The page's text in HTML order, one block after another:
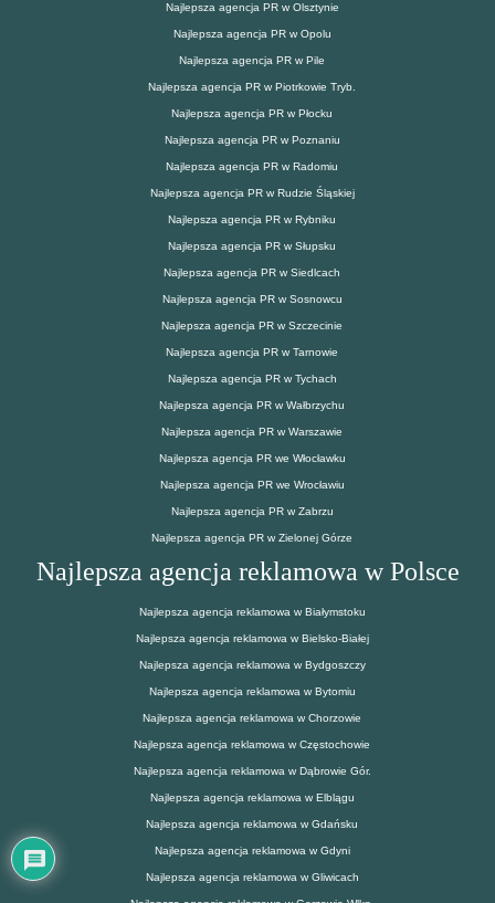
Najlepsza agencja PR w Olsztynie
Najlepsza agencja PR w Opolu
Najlepsza agencja PR w Pile
Najlepsza agencja PR w Piotrkowie Tryb.
Najlepsza agencja PR w Płocku
Najlepsza agencja PR w Poznaniu
Najlepsza agencja PR w Radomiu
Najlepsza agencja PR w Rudzie Śląskiej
Najlepsza agencja PR w Rybniku
Najlepsza agencja PR w Słupsku
Najlepsza agencja PR w Siedlcach
Najlepsza agencja PR w Sosnowcu
Najlepsza agencja PR w Szczecinie
Najlepsza agencja PR w Tarnowie
Najlepsza agencja PR w Tychach
Najlepsza agencja PR w Wałbrzychu
Najlepsza agencja PR w Warszawie
Najlepsza agencja PR we Włocławku
Najlepsza agencja PR we Wrocławiu
Najlepsza agencja PR w Zabrzu
Najlepsza agencja PR w Zielonej Górze
Najlepsza agencja reklamowa w Polsce
Najlepsza agencja reklamowa w Białymstoku
Najlepsza agencja reklamowa w Bielsko-Białej
Najlepsza agencja reklamowa w Bydgoszczy
Najlepsza agencja reklamowa w Bytomiu
Najlepsza agencja reklamowa w Chorzowie
Najlepsza agencja reklamowa w Częstochowie
Najlepsza agencja reklamowa w Dąbrowie Gór.
Najlepsza agencja reklamowa w Elblągu
Najlepsza agencja reklamowa w Gdańsku
Najlepsza agencja reklamowa w Gdyni
Najlepsza agencja reklamowa w Gliwicach